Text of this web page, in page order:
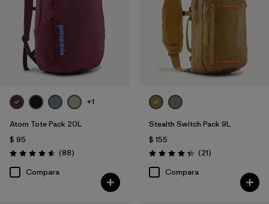
+1
Atom Tote Pack 20L
$ 95
Valoración: 4.6 / 5
(88Comentarios
)
Compara
Stealth Switch Pack 9L
$ 155
Valoración: 4.4 / 5
(21Comentarios
)
Compara